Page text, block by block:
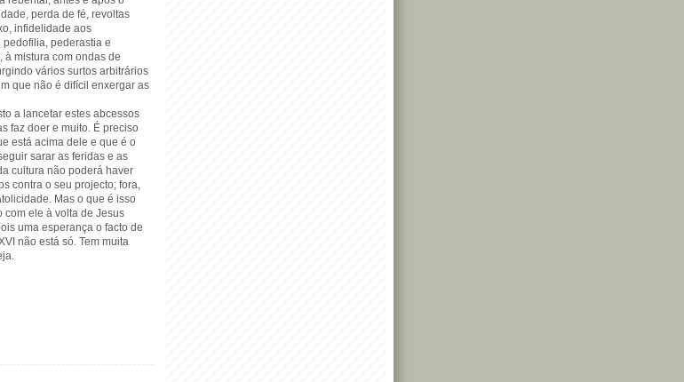
perda de fé, revoltas
infidelidade aos
pederastia e
mistura com ondas de
vários surtos arbitrários
que não é difícil enxergar as
a lancetar estes abcessos
faz doer e muito. É preciso
está acima dele e que é o
sarar as feridas e as
cultura não poderá haver
contra o seu projecto; fora,
Mas o que é isso
com ele à volta de Jesus
uma esperança o facto de
não está só. Tem muita